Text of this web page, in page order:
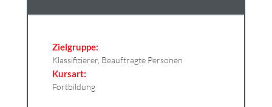
Zielgruppe:
Klassifizierer, Beauftragte Personen
Kursart:
Fortbildung